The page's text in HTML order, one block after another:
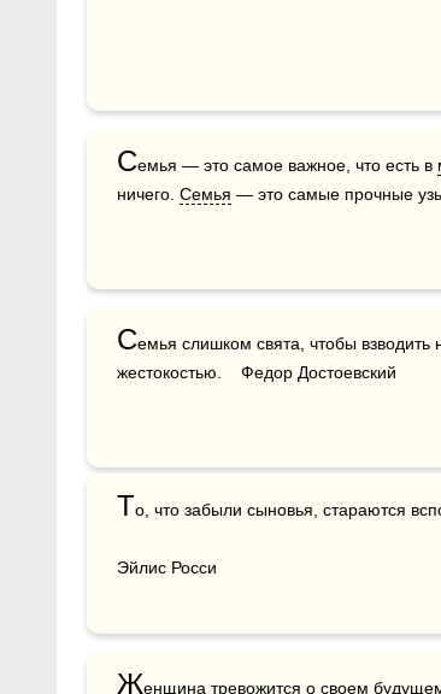
Семья — это самое важное, что есть в
ничего. Семья — это самые прочные
Семья слишком свята, чтобы взводить
жестокостью.    Федор Достоевский
То, что забыли сыновья, стараются
Эйлис Росси
Женщина тревожится о своем